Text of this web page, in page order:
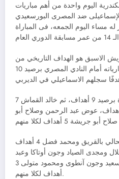
اليوم واحدة من أهم مباريات
ضد المصرى البورسعيدي
مساء اليوم الجمعه، فى المباراة
الاسبق هو الهداف التاريخي من
جانب النادي الاسماعيلي في مبارياته أمام النادي المصري برصيد 10
ويأتي الراحل شحته خلف العمدة برصيد 9 أهداف، ثم خالد القماش 7
على أبو جريشة 6 أهداف، عوض عبد الرحمن وصلاح أبو
ثم حسنى عبد ربه مدير الكرة الحالي بالقريق ومحمد فضل 4 أهداف
ومجدى الصياد وجون أوتاكا وعبد
الحميد بسيونى وعبد الله السعيد وجون آنطوى ومحمود متولى 3
أهداف لكلا منهم.